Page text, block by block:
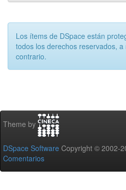
Los ítems de DSpace están
todos los derechos reservados,
contrario.
Theme by
DSpace Software Copyright © 2002-
Comentarios